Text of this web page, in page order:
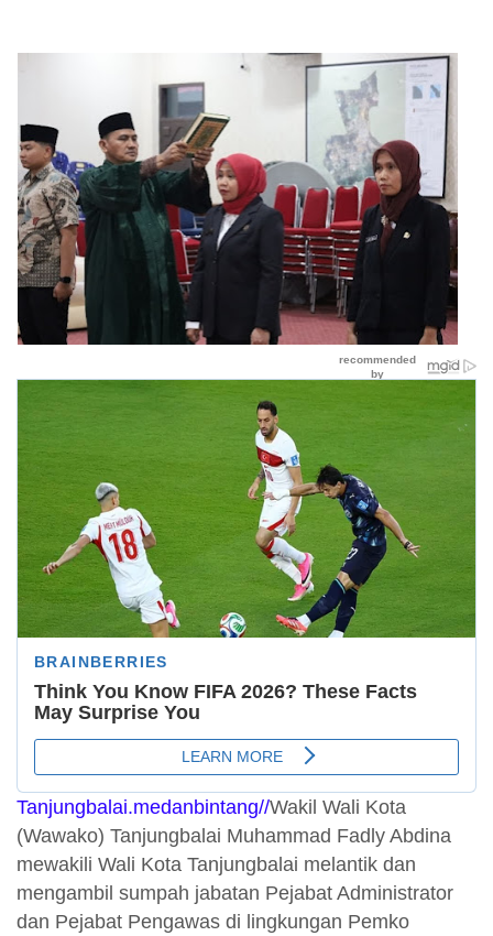
Tanjungbalai.medanbintang//Wakil Wali Kota
(Wawako) Tanjungbalai Muhammad Fadly Abdina
mewakili Wali Kota Tanjungbalai melantik dan
mengambil sumpah jabatan Pejabat Administrator
dan Pejabat Pengawas di lingkungan Pemko